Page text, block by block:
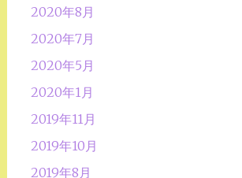
2020年8月
2020年7月
2020年5月
2020年1月
2019年11月
2019年10月
2019年8月